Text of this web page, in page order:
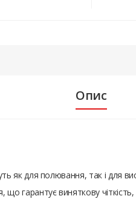
Опис
як для полювання, так і для
що гарантує виняткову